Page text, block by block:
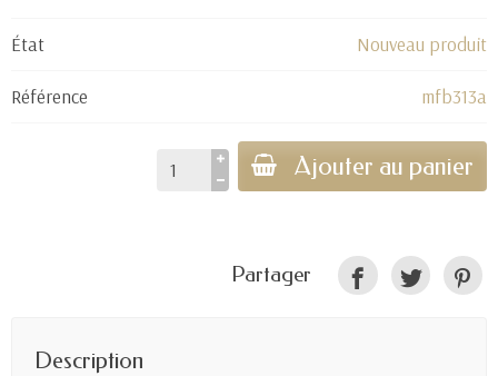
État Nouveau produit
Référence mfb313a
Ajouter au panier
Partager
Description